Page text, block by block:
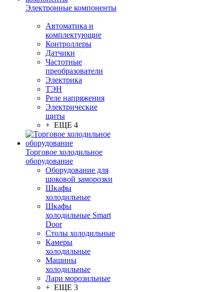
Электронные компоненты
Автоматика и
комплектующие
Контроллеры
Датчики
Частотные
преобразователи
Электрика
ТЭН
Реле напряжения
Электрические
щиты
+ ЕЩЕ 4
Торговое холодильное
оборудование
Оборудование для
шоковой заморозки
Шкафы
холодильные
Шкафы
холодильные Smart
Door
Столы холодильные
Камеры
холодильные
Машины
холодильные
Лари морозильные
+ ЕЩЕ 3